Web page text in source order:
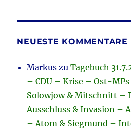
NEUESTE KOMMENTARE
Markus zuTagebuch
– CDU – Krise – Ost-
Solowjow & Mitschnitt –
Ausschluss & Invasion –
– Atom & Siegmund –